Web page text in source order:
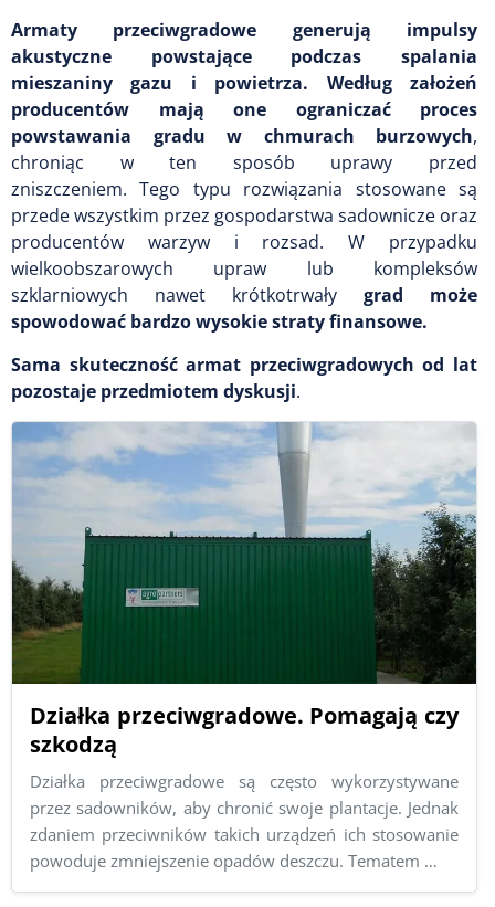
Armaty przeciwgradowe generują impulsy
akustyczne powstające podczas spalania
mieszaniny gazu i powietrza. Według założeń
producentów mają one ograniczać proces
powstawania gradu w chmurach burzowych,
chroniąc w ten sposób uprawy przed
zniszczeniem. Tego typu rozwiązania stosowane są
przede wszystkim przez gospodarstwa sadownicze oraz
producentów warzyw i rozsad. W przypadku
wielkoobszarowych upraw lub kompleksów
szklarniowych nawet krótkotrwały grad może
spowodować bardzo wysokie straty finansowe.
Sama skuteczność armat przeciwgradowych od lat
pozostaje przedmiotem dyskusji.
Działka przeciwgradowe. Pomagają czy
szkodzą
Działka przeciwgradowe są często wykorzystywane
przez sadowników, aby chronić swoje plantacje. Jednak
zdaniem przeciwników takich urządzeń ich stosowanie
powoduje zmniejszenie opadów deszczu. Tematem …